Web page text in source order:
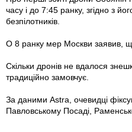
часу і до 7:45 ранку, згідно з
безпілотників.
О 8 ранку мер Москви заявив,
Скільки дронів не вдалося
традиційно замовчує.
За даними Astra, очевидці
Павловському Посаді,